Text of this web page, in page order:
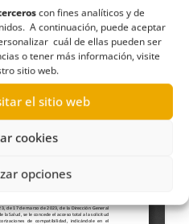
con fines analíticos y de
A continuación, puede aceptar
cuál de ellas pueden ser
o tener más información, visite
sitio web.
el sitio web
cookies
opciones